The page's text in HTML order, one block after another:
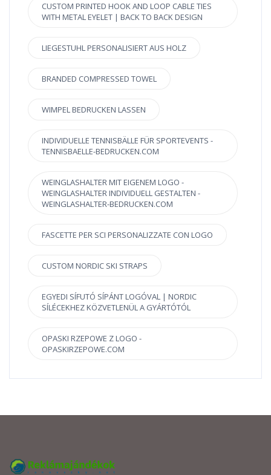
CUSTOM PRINTED HOOK AND LOOP CABLE TIES
WITH METAL EYELET | BACK TO BACK DESIGN
LIEGESTUHL PERSONALISIERT AUS HOLZ
BRANDED COMPRESSED TOWEL
WIMPEL BEDRUCKEN LASSEN
INDIVIDUELLE TENNISBÄLLE FÜR SPORTEVENTS -
TENNISBAELLE-BEDRUCKEN.COM
WEINGLASHALTER MIT EIGENEM LOGO -
WEINGLASHALTER INDIVIDUELL GESTALTEN -
WEINGLASHALTER-BEDRUCKEN.COM
FASCETTE PER SCI PERSONALIZZATE CON LOGO
CUSTOM NORDIC SKI STRAPS
EGYEDI SÍFUTÓ SÍPÁNT LOGÓVAL | NORDIC
SÍLÉCEKHEZ KÖZVETLENÜL A GYÁRTÓTÓL
OPASKI RZEPOWE Z LOGO -
OPASKIRZEPOWE.COM